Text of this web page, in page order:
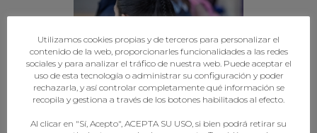
Utilizamos cookies propias y de terceros para personalizar el
contenido de la web, proporcionarles funcionalidades a las redes
sociales y para analizar el tráfico de nuestra web. Puede aceptar el
uso de esta tecnología o administrar su configuración y poder
rechazarla, y así controlar completamente qué información se
recopila y gestiona a través de los botones habilitados al efecto.
Al clicar en "Sí, Acepto", ACEPTA SU USO, si bien podrá retirar su